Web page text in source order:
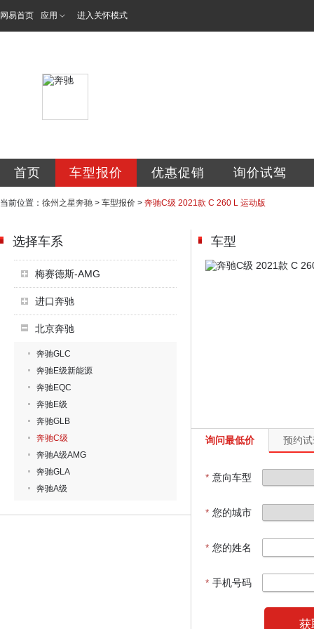
网易首页 应用 进入关怀模式
首页 车型报价 优惠促销 询价试驾
当前位置： 徐州之星奔驰 > 车型报价 > 奔驰C级 2021款 C 260 L 运动版
选择车系
梅赛德斯-AMG
进口奔驰
北京奔驰
奔驰GLC
奔驰E级新能源
奔驰EQC
奔驰E级
奔驰GLB
奔驰C级
奔驰A级AMG
奔驰GLA
奔驰A级
车型
询问最低价 预约
* 意向车型
* 您的城市
* 您的姓名
* 手机号码
获